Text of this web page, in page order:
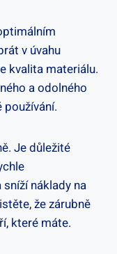
v úvahu
kvalita materiálu.
a odolného
Je důležité
náklady na
že zárubně
které máte.